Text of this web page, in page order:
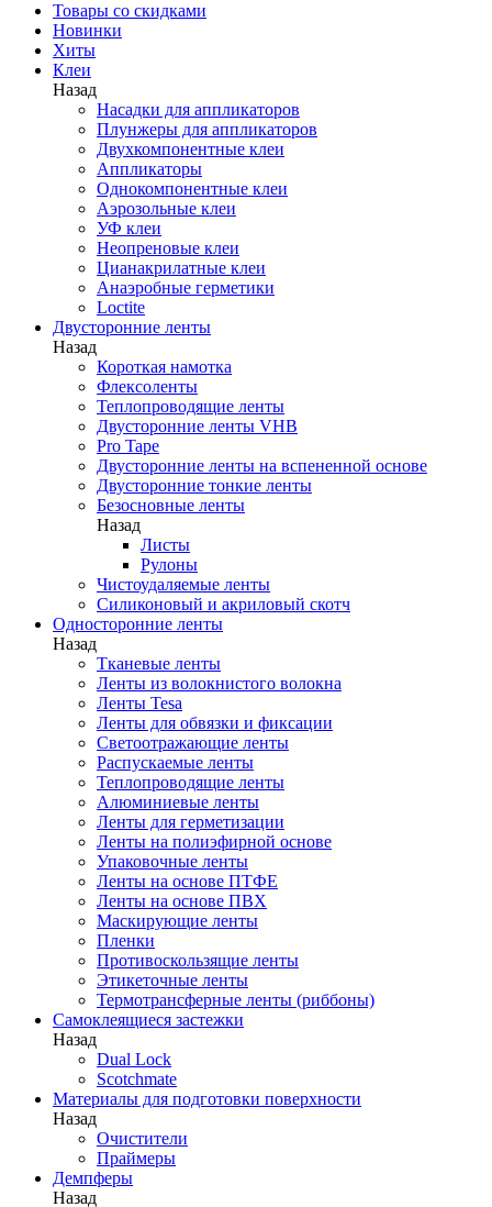
Товары со скидками
Новинки
Хиты
Клеи
Назад
Насадки для аппликаторов
Плунжеры для аппликаторов
Двухкомпонентные клеи
Аппликаторы
Однокомпонентные клеи
Аэрозольные клеи
УФ клеи
Неопреновые клеи
Цианакрилатные клеи
Анаэробные герметики
Loctite
Двусторонние ленты
Назад
Короткая намотка
Флексоленты
Теплопроводящие ленты
Двусторонние ленты VHB
Pro Tape
Двусторонние ленты на вспененной основе
Двусторонние тонкие ленты
Безосновные ленты
Назад
Листы
Рулоны
Чистоудаляемые ленты
Силиконовый и акриловый скотч
Односторонние ленты
Назад
Тканевые ленты
Ленты из волокнистого волокна
Ленты Tesa
Ленты для обвязки и фиксации
Светоотражающие ленты
Распускаемые ленты
Теплопроводящие ленты
Алюминиевые ленты
Ленты для герметизации
Ленты на полиэфирной основе
Упаковочные ленты
Ленты на основе ПТФЕ
Ленты на основе ПВХ
Маскирующие ленты
Пленки
Противоскользящие ленты
Этикеточные ленты
Термотрансферные ленты (риббоны)
Cамоклеящиеся застежки
Назад
Dual Lock
Scotchmate
Материалы для подготовки поверхности
Назад
Очистители
Праймеры
Демпферы
Назад